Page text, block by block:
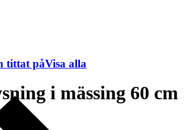
i mässing 60 cm
tittat påVisa alla